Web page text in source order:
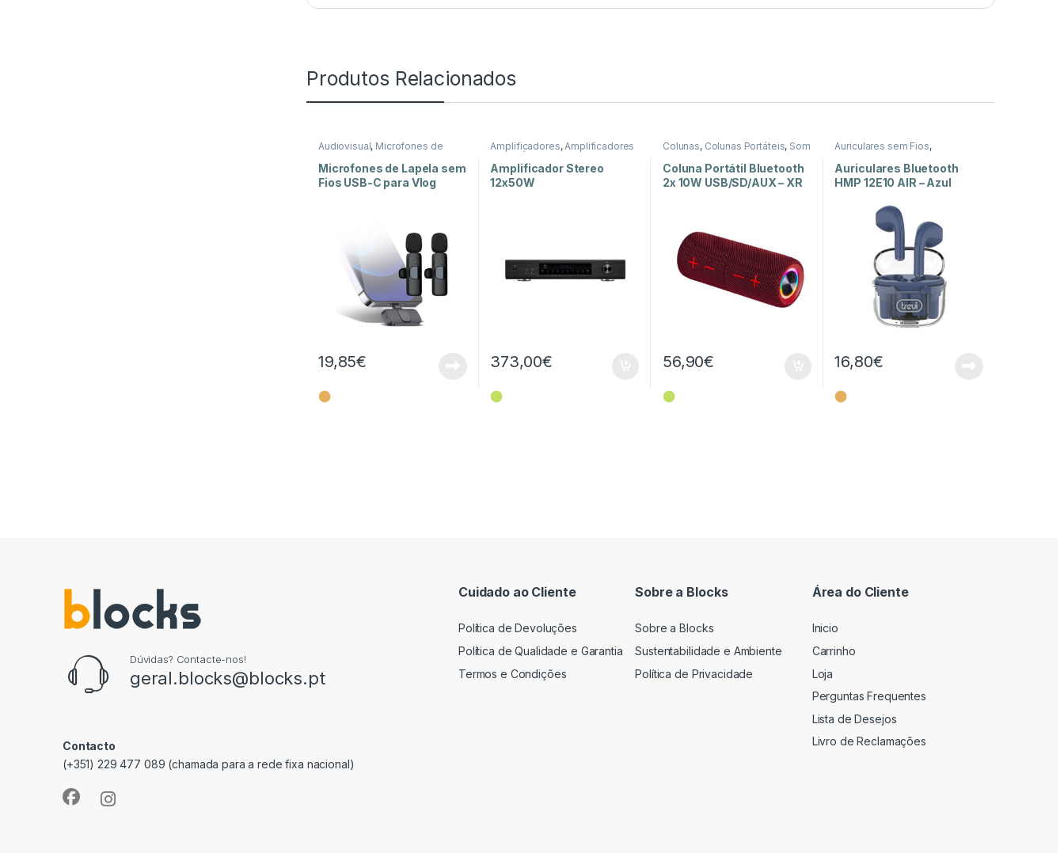
Produtos Relacionados
Audiovisual, Microfones de
Microfones de Lapela sem
Fios USB-C para Vlog
19,85€
⬤
Amplificadores, Amplificadores
de Potência
Som e Luz
Amplificador Stereo
12x50W
373,00€
⬤
Colunas, Colunas Portáteis, Som
Coluna Portátil Bluetooth
2x 10W USB/SD/AUX – XR
56,90€
⬤
Auriculares sem Fios,
Som e Luz
Auriculares Bluetooth
HMP 12E10 AIR – Azul
16,80€
⬤
Dúvidas? Contacte-nos!
geral.blocks@blocks.pt
Contacto
(+351) 229 477 089 (chamada para a rede fixa nacional)
Cuidado ao Cliente
Política de Devoluções
Política de Qualidade e Garantia
Termos e Condições
Sobre a Blocks
Sobre a Blocks
Sustentabilidade e Ambiente
Política de Privacidade
Área do Cliente
Inicio
Carrinho
Loja
Perguntas Frequentes
Lista de Desejos
Livro de Reclamações